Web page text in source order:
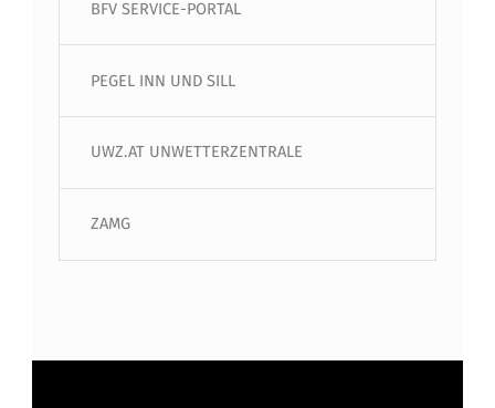
BFV SERVICE-PORTAL
PEGEL INN UND SILL
UWZ.AT UNWETTERZENTRALE
ZAMG